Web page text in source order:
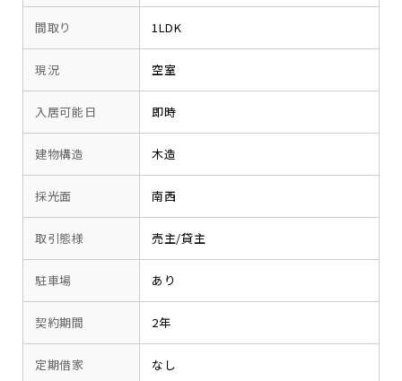
間取り 1LDK
現況 空室
入居可能日 即時
建物構造 木造
採光面 南西
取引態様 売主/貸主
駐車場 あり
契約期間 2年
定期借家 なし